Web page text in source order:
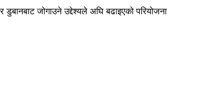
जोगाउने उद्देश्यले अघि बढाइएको परियोजना